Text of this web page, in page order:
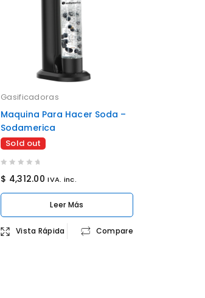
Gasificadoras
Maquina Para Hacer Soda –
Sodamerica
Sold out
out
of
$ 4,312.00 IVA. inc.
Leer Más
Compare
Vista Rápida